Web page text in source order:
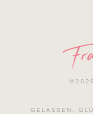
©
GELASSEN,